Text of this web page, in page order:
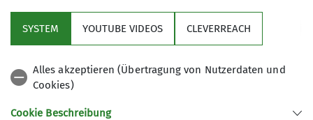
SYSTEM YOUTUBE VIDEOS CLEVERREACH
Alles akzeptieren (Übertragung von Nutzerdaten und
Cookies)
Cookie Beschreibung